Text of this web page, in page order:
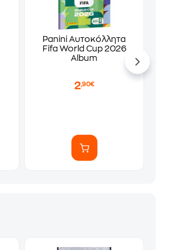
Panini Αυτοκόλλητα
Fifa World Cup 2026
Album
2,90€